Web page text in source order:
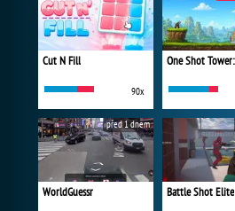
Cut N Fill
90x
WorldGuessr
před 1 dnem
Battle Shot Elite